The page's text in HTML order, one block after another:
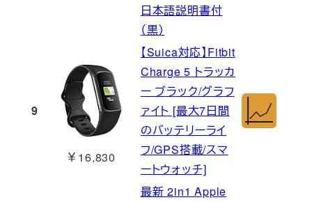
日本語説明書付
（黒）
9
￥16,830
【Suica対応】Fitbit
Charge 5 トラッカ
ー ブラック/グラフ
ァイト [最大7日間
のバッテリーライ
フ/GPS搭載/スマ
ートウォッチ]
最新 2in1 Apple